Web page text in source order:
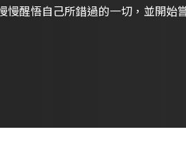
慢醒悟自己所錯過的一切，並開始